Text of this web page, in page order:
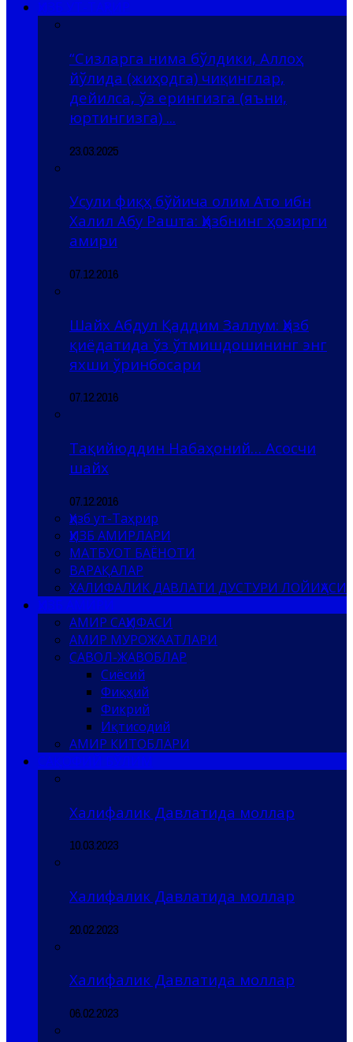
“Сизларга нима бўлдики, Аллоҳ
йўлида (жиҳодга) чиқинглар,
дейилса, ўз ерингизга (яъни,
юртингизга) ...
23.03.2025
Усули фиқҳ бўйича олим Ато ибн
Халил Абу Рашта: Ҳизбнинг ҳозирги
амири
07.12.2016
Шайх Абдул Қаддим Заллум: Ҳизб
қиёдатида ўз ўтмишдошининг энг
яхши ўринбосари
07.12.2016
Тақийюддин Набаҳоний… Асосчи
шайх
07.12.2016
Ҳизб ут-Таҳрир
ҲИЗБ АМИРЛАРИ
МАТБУОТ БАЁНОТИ
ВАРАҚАЛАР
ХАЛИФАЛИК ДАВЛАТИ ДУСТУРИ ЛОЙИҲАСИ
АМИР САҲИФАСИ
АМИР МУРОЖААТЛАРИ
САВОЛ-ЖАВОБЛАР
Сиёсий
Фиқҳий
Фикрий
Иқтисодий
АМИР КИТОБЛАРИ
Халифалик Давлатида моллар
10.03.2023
Халифалик Давлатида моллар
20.02.2023
Халифалик Давлатида моллар
06.02.2023